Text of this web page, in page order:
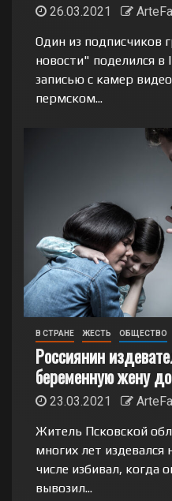
26.03.2021
Один из подписчиков
новости" поделился в
записью с камер
пермском...
В СТРАНЕ ЖЕСТЬ ОБЩЕСТВО
Россиянин
беременную жену
23.03.2021
Житель Псковской
многих лет
числе избивал, когда
вывозил...